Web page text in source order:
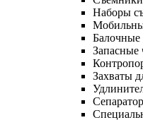
Наборы
Балочные
Запасные
Захваты